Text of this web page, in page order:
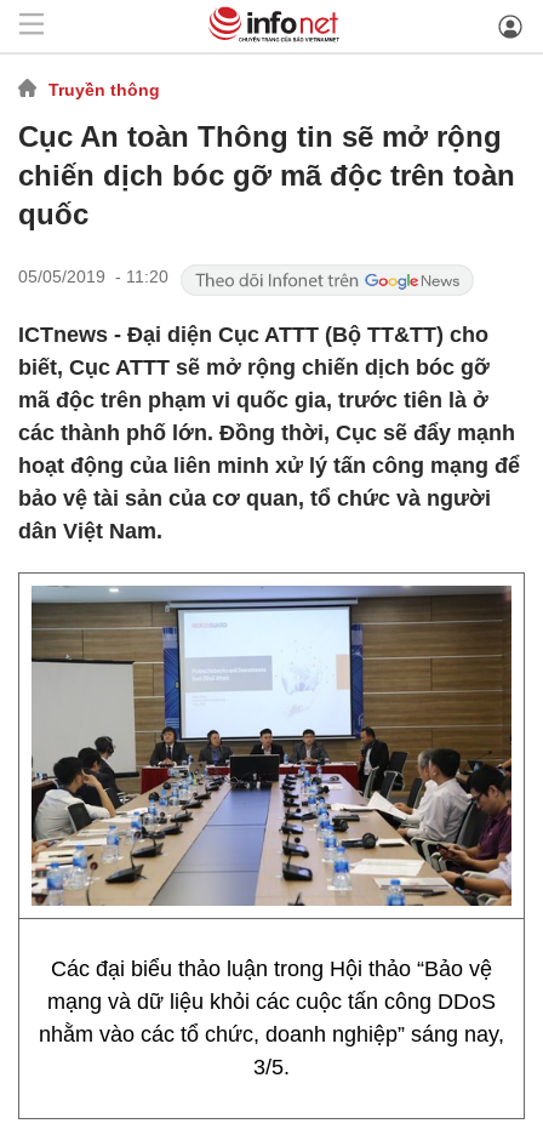
Truyền thông
Cục An toàn Thông tin sẽ mở rộng
chiến dịch bóc gỡ mã độc trên toàn
quốc
05/05/2019 - 11:20
ICTnews - Đại diện Cục ATTT (Bộ TT&TT) cho
biết, Cục ATTT sẽ mở rộng chiến dịch bóc gỡ
mã độc trên phạm vi quốc gia, trước tiên là ở
các thành phố lớn. Đồng thời, Cục sẽ đẩy mạnh
hoạt động của liên minh xử lý tấn công mạng để
bảo vệ tài sản của cơ quan, tổ chức và người
dân Việt Nam.
Các đại biểu thảo luận trong Hội thảo “Bảo vệ
mạng và dữ liệu khỏi các cuộc tấn công DDoS
nhằm vào các tổ chức, doanh nghiệp” sáng nay,
3/5.